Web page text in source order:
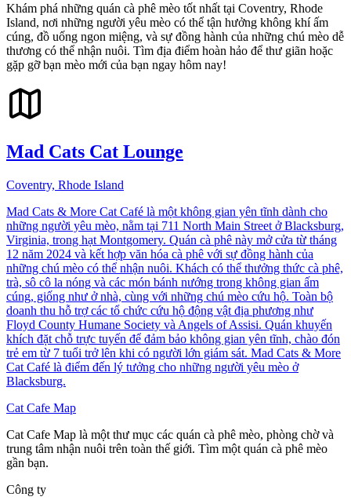
Khám phá những quán cà phê mèo tốt nhất tại Coventry, Rhode
Island, nơi những người yêu mèo có thể tận hưởng không khí ấm
cúng, đồ uống ngon miệng, và sự đồng hành của những chú mèo dễ
thương có thể nhận nuôi. Tìm địa điểm hoàn hảo để thư giãn hoặc
gặp gỡ bạn mèo mới của bạn ngay hôm nay!
Mad Cats Cat Lounge
Coventry, Rhode Island
Mad Cats & More Cat Café là một không gian yên tĩnh dành cho
những người yêu mèo, nằm tại 711 North Main Street ở Blacksburg,
Virginia, trong hạt Montgomery. Quán cà phê này mở cửa từ tháng
12 năm 2024 và kết hợp văn hóa cà phê với sự đồng hành của
những chú mèo có thể nhận nuôi. Khách có thể thưởng thức cà phê,
trà, sô cô la nóng và các món bánh nướng trong không gian ấm
cúng, giống như ở nhà, cùng với những chú mèo cứu hộ. Toàn bộ
doanh thu hỗ trợ các tổ chức cứu hộ động vật địa phương như
Floyd County Humane Society và Angels of Assisi. Quán khuyến
khích đặt chỗ trực tuyến để đảm bảo không gian yên tĩnh, chào đón
trẻ em từ 7 tuổi trở lên khi có người lớn giám sát. Mad Cats & More
Cat Café là điểm đến lý tưởng cho những người yêu mèo ở
Blacksburg.
Cat Cafe Map
Cat Cafe Map là một thư mục các quán cà phê mèo, phòng chờ và
trung tâm nhận nuôi trên toàn thế giới. Tìm một quán cà phê mèo
gần bạn.
Công ty